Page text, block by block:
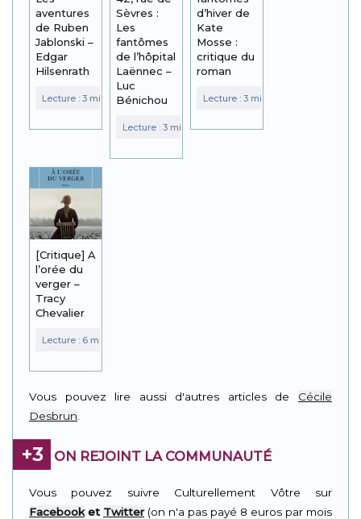
aventures
de Ruben
Jablonski –
Edgar
Hilsenrath
Sèvres :
Les
fantômes
de l’hôpital
Laënnec –
Luc
Bénichou
d’hiver de
Kate
Mosse :
critique du
roman
[Critique] A
l’orée du
verger –
Tracy
Chevalier
Vous pouvez lire aussi d'autres articles de Cécile
Desbrun
+3 ON REJOINT LA COMMUNAUTÉ
Vous pouvez suivre Culturellement Vôtre sur
Facebooket Twitter(on n'a pas payé 8 euros par mois